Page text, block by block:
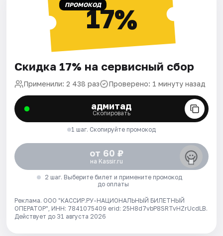
ПРОМОКОД17%
Скидка 17% на сервисный сбор
Применили: 2 438 раз Проверено: 1 минуту назад
адмитад
Скопировать
1 шаг. Скопируйте промокод
от 60 ₽
на Kassir.ru
2 шаг. Выберите билет и примените промокод
до оплаты
Реклама. ООО "КАССИР.РУ-НАЦИОНАЛЬНЫЙ БИЛЕТНЫЙ
ОПЕРАТОР", ИНН: 7841075409 erid: 25H8d7vbP8SRTvHZrUcdLB.
Действует до 31 августа 2026